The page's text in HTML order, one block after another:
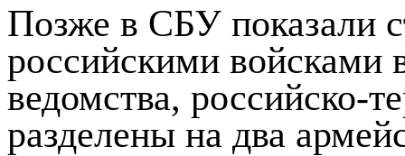
Позже в СБУ показали
российскими
ведомства, российско-
разделены на два